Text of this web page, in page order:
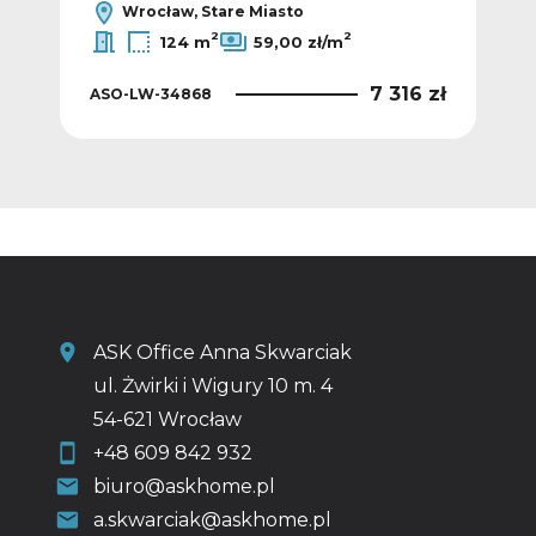
Wrocław, Stare Miasto
124 m2 59,00 zł/m2
ASO-LW-34868 7 316 zł
ASK Office Anna Skwarciak
ul. Żwirki i Wigury 10 m. 4
54-621 Wrocław
+48 609 842 932
biuro@askhome.pl
a.skwarciak@askhome.pl